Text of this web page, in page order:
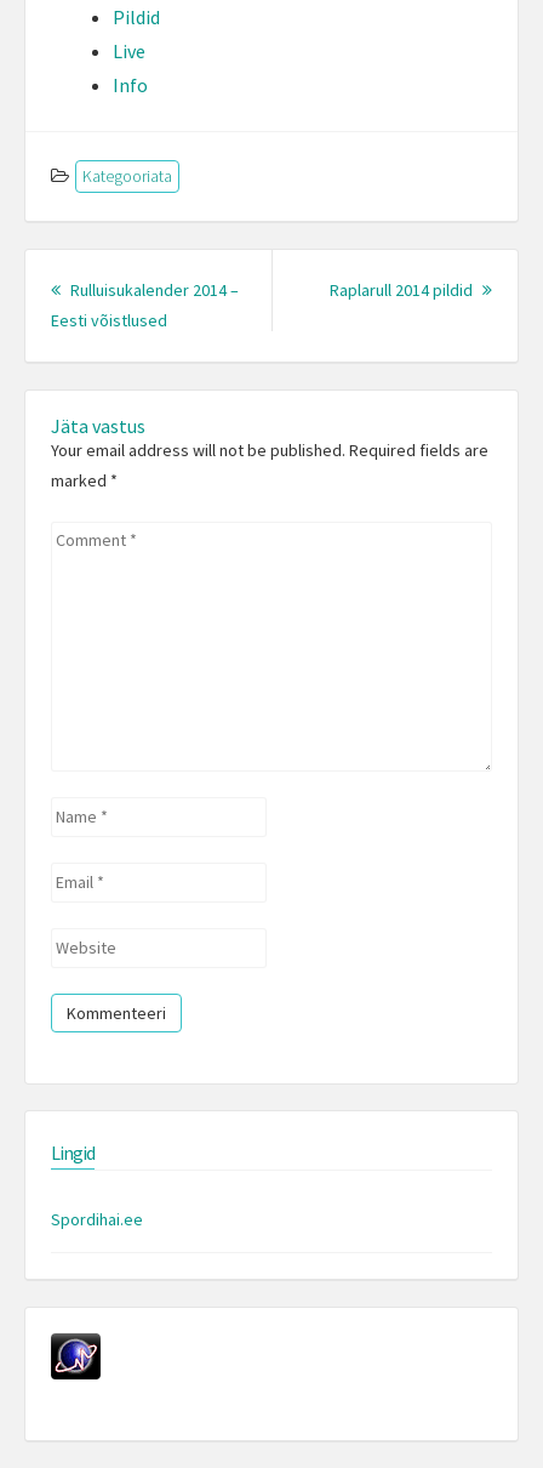
Pildid
Live
Info
Kategooriata
Post
navigation
Rulluisukalender 2014 –
Eesti võistlused
Raplarull 2014 pildid
Next
Jäta vastus
Your email address will not be published. Required fields are
marked *
Comment
Name
Email
Website
Lingid
Spordihai.ee